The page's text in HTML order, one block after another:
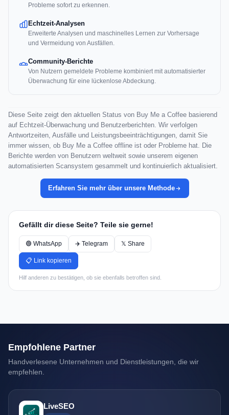
Probleme sofort zu erkennen.
Echtzeit-Analysen
Erweiterte Analysen und maschinelles Lernen zur Vorhersage
und Vermeidung von Ausfällen.
Community-Berichte
Von Nutzern gemeldete Probleme kombiniert mit automatisierter
Überwachung für eine lückenlose Abdeckung.
Diese Seite zeigt den aktuellen Status von Buy Me a Coffee basierend
auf Echtzeit-Überwachung und Benutzerberichten. Wir verfolgen
Antwortzeiten, Ausfälle und Leistungsbeeinträchtigungen, damit Sie
immer wissen, ob Buy Me a Coffee offline ist oder Probleme hat. Die
Berichte werden von Benutzern weltweit sowie unserem eigenen
automatisierten Scansystem gesammelt und kontinuierlich aktualisiert.
Erfahren Sie mehr über unsere Methode
Gefällt dir diese Seite? Teile sie gerne!
🟢 WhatsApp ✈️ Telegram 𝕏 Share
📋 Link kopieren
Hilf anderen zu bestätigen, ob sie ebenfalls betroffen sind.
Empfohlene Partner
Handverlesene Unternehmen und Dienstleistungen, die wir
empfehlen.
LiveSEO